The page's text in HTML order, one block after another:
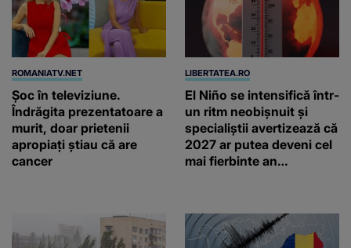
ROMANIATV.NET
Şoc în televiziune.
Îndrăgita prezentatoare a
murit, doar prietenii
apropiaţi ştiau că are
cancer
LIBERTATEA.RO
El Niño se intensifică într-
un ritm neobișnuit și
specialiștii avertizează că
2027 ar putea deveni cel
mai fierbinte an